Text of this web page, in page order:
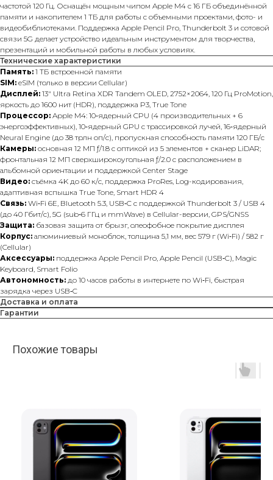
частотой 120 Гц. Оснащён мощным чипом Apple M4 с 16 ГБ объединённой
памяти и накопителем 1 ТБ для работы с объемными проектами, фото- и
видеобиблиотеками. Поддержка Apple Pencil Pro, Thunderbolt 3 и сотовой
связи 5G делает устройство идеальным инструментом для творчества,
презентаций и мобильной работы в любых условиях.
Технические характеристики
Память: 1 ТБ встроенной памяти
SIM: eSIM (только в версии Cellular)
Дисплей: 13″ Ultra Retina XDR Tandem OLED, 2752×2064, 120 Гц ProMotion,
яркость до 1600 нит (HDR), поддержка P3, True Tone
Процессор: Apple M4: 10‑ядерный CPU (4 производительных + 6
энергоэффективных), 10‑ядерный GPU с трассировкой лучей, 16‑ядерный
Neural Engine (до 38 трлн оп/с), пропускная способность памяти 120 ГБ/с
Камеры: основная 12 МП ƒ/1.8 с оптикой из 5 элементов + сканер LiDAR;
фронтальная 12 МП сверхширокоугольная ƒ/2.0 с расположением в
альбомной ориентации и поддержкой Center Stage
Видео: съёмка 4K до 60 к/с, поддержка ProRes, Log-кодирования,
адаптивная вспышка True Tone, Smart HDR 4
Связь: Wi‑Fi 6E, Bluetooth 5.3, USB‑C с поддержкой Thunderbolt 3 / USB 4
(до 40 Гбит/с), 5G (sub‑6 ГГц и mmWave) в Cellular-версии, GPS/GNSS
Защита: базовая защита от брызг, олеофобное покрытие дисплея
Корпус: алюминиевый моноблок, толщина 5,1 мм, вес 579 г (Wi‑Fi) / 582 г
(Cellular)
Аксессуары: поддержка Apple Pencil Pro, Apple Pencil (USB‑C), Magic
Keyboard, Smart Folio
Автономность: до 10 часов работы в интернете по Wi‑Fi, быстрая
зарядка через USB‑C
Доставка и оплата
Гарантии
Похожие товары